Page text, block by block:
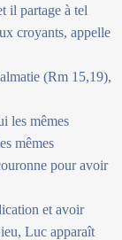
il partage à tel
croyants, appelle
(Rm 15,19),
les mêmes
mêmes
pour avoir
et avoir
Luc apparaît